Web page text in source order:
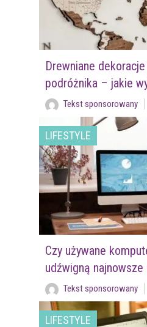
Drewniane
podróżnika – jakie
Tekst sponsorowany
LIFESTYLE
Czy używane
udźwigną najnowsze
Tekst sponsorowany
LIFESTYLE